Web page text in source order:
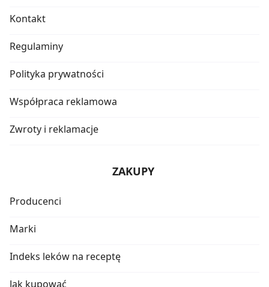
Kontakt
Regulaminy
Polityka prywatności
Współpraca reklamowa
Zwroty i reklamacje
ZAKUPY
Producenci
Marki
Indeks leków na receptę
Jak kupować